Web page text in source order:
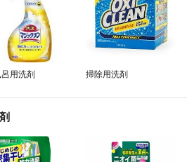
呂用洗剤 掃除用洗剤